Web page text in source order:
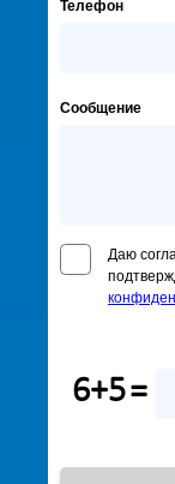
Телефон
Сообщение
Даю
6+5=